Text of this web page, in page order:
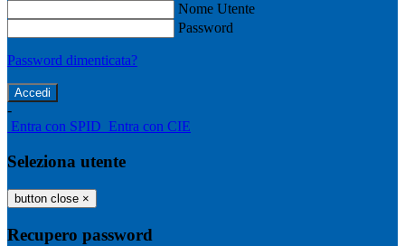
Nome Utente
Password
Password dimenticata?
-
Entra con SPID Entra con CIE
Seleziona utente
button close ×
Recupero password